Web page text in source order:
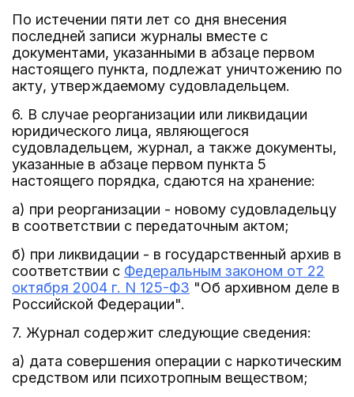
По истечении пяти лет со дня внесения
последней записи журналы вместе с
документами, указанными в абзаце первом
настоящего пункта, подлежат уничтожению по
акту, утверждаемому судовладельцем.
6. В случае реорганизации или ликвидации
юридического лица, являющегося
судовладельцем, журнал, а также документы,
указанные в абзаце первом пункта 5
настоящего порядка, сдаются на хранение:
а) при реорганизации - новому судовладельцу
в соответствии с передаточным актом;
б) при ликвидации - в государственный архив в
соответствии с Федеральным законом от 22
октября 2004 г. N 125-ФЗ "Об архивном деле в
Российской Федерации".
7. Журнал содержит следующие сведения:
а) дата совершения операции с наркотическим
средством или психотропным веществом;